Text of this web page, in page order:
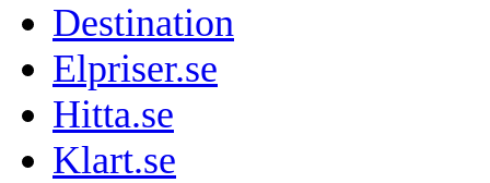
Destination
Elpriser.se
Hitta.se
Klart.se